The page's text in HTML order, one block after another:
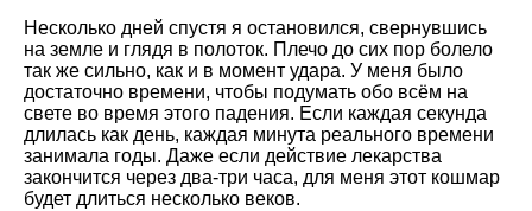
Несколько дней спустя я остановился, свернувшись
на земле и глядя в полоток. Плечо до сих пор болело
так же сильно, как и в момент удара. У меня было
достаточно времени, чтобы подумать обо всём на
свете во время этого падения. Если каждая секунда
длилась как день, каждая минута реального времени
занимала годы. Даже если действие лекарства
закончится через два-три часа, для меня этот кошмар
будет длиться несколько веков.